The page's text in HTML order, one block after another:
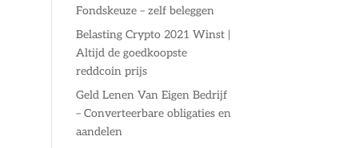
Fondskeuze – zelf beleggen
Belasting Crypto 2021 Winst |
Altijd de goedkoopste
reddcoin prijs
Geld Lenen Van Eigen Bedrijf
– Converteerbare obligaties en
aandelen